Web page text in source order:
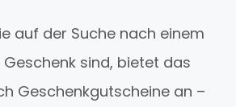
auf der Suche nach einem
sind, bietet das
Geschenkgutscheine an –